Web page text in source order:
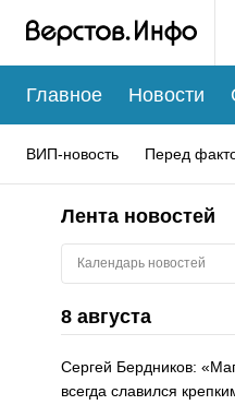
Главное Новости
ВИП-новость Перед
Лента новостей
Календарь новостей
8 августа
Сергей Бердников:
всегда славился